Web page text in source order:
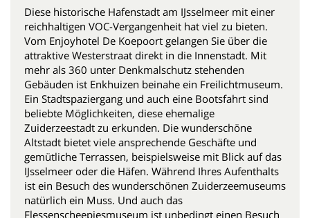
Diese historische Hafenstadt am IJsselmeer mit einer
reichhaltigen VOC-Vergangenheit hat viel zu bieten.
Vom Enjoyhotel De Koepoort gelangen Sie über die
attraktive Westerstraat direkt in die Innenstadt. Mit
mehr als 360 unter Denkmalschutz stehenden
Gebäuden ist Enkhuizen beinahe ein Freilichtmuseum.
Ein Stadtspaziergang und auch eine Bootsfahrt sind
beliebte Möglichkeiten, diese ehemalige
Zuiderzeestadt zu erkunden. Die wunderschöne
Altstadt bietet viele ansprechende Geschäfte und
gemütliche Terrassen, beispielsweise mit Blick auf das
IJsselmeer oder die Häfen. Während Ihres Aufenthalts
ist ein Besuch des wunderschönen Zuiderzeemuseums
natürlich ein Muss. Und auch das
Flessenscheepjesmuseum ist unbedingt einen Besuch